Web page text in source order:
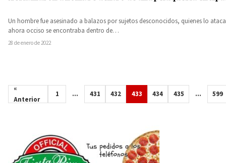
Un hombre fue asesinado a balazos por sujetos desconocidos, quienes lo
ahora occiso se encontraba dentro de…
28 de enero de 2022
«
Anterior
1 … 431 432 433 434 435 … 599